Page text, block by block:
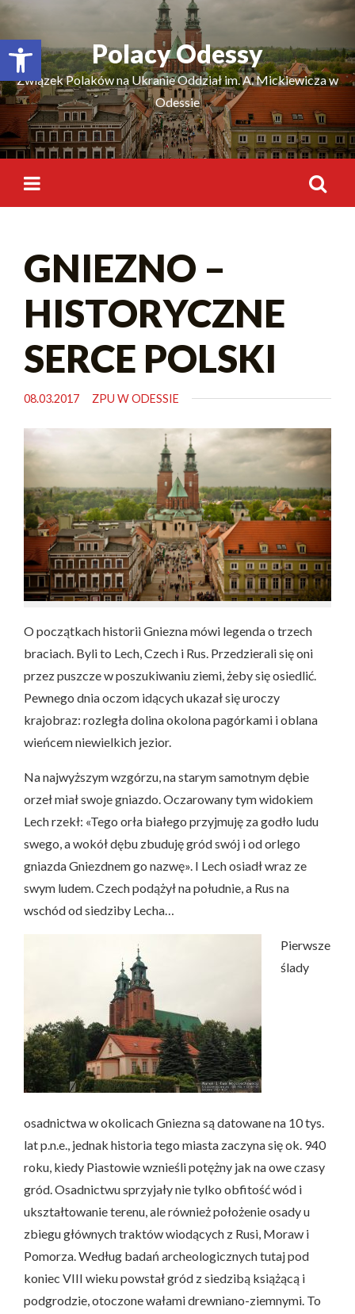
Відкрити Панель інструментівPolacy Odessy
Związek Polaków na Ukranie Oddział im. A. Mickiewicza w
Odessie
GNIEZNO –
HISTORYCZNE
SERCE POLSKI
08.03.2017 ZPU W ODESSIE
O początkach historii Gniezna mówi legenda o trzech
braciach. Byli to Lech, Czech i Rus. Przedzierali się oni
przez puszcze w poszukiwaniu ziemi, żeby się osiedlić.
Pewnego dnia oczom idących ukazał się uroczy
krajobraz: rozległa dolina okolona pagórkami i oblana
wieńcem niewielkich jezior.
Na najwyższym wzgórzu, na starym samotnym dębie
orzeł miał swoje gniazdo. Oczarowany tym widokiem
Lech rzekł: «Tego orła białego przyjmuję za godło ludu
swego, a wokół dębu zbuduję gród swój i od orlego
gniazda Gniezdnem go nazwę». I Lech osiadł wraz ze
swym ludem. Czech podążył na południe, a Rus na
wschód od siedziby Lecha…
Pierwsze
ślady
osadnictwa w okolicach Gniezna są datowane na 10 tys.
lat p.n.e., jednak historia tego miasta zaczyna się ok. 940
roku, kiedy Piastowie wznieśli potężny jak na owe czasy
gród. Osadnictwu sprzyjały nie tylko obfitość wód i
ukształtowanie terenu, ale również położenie osady u
zbiegu głównych traktów wiodących z Rusi, Moraw i
Pomorza. Według badań archeologicznych tutaj pod
koniec VIII wieku powstał gród z siedzibą książącą i
podgrodzie, otoczone wałami drewniano-ziemnymi. To